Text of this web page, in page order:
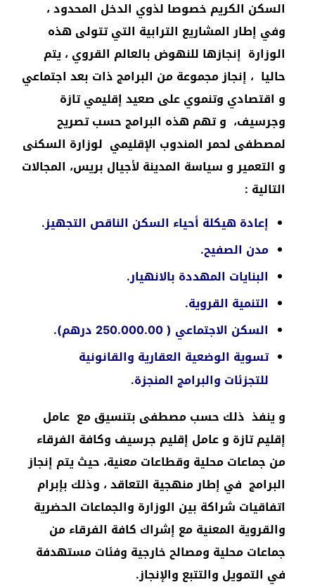
السكن الكريم خصوصا لذوي الدخل المحدود ،
وفي إطار المشاريع الترابية التي تتولى هذه
الوزارة إنجازها للنهوض بالعالم القروي ، يتم
حاليا ، إنجاز مجموعة من البرامج ذات بعد اجتماعي
و اقتصادي وتنموي على صعيد إقليمي تازة
وجرسيف، و تهم هذه البرامج حسب تصريح
لمصطفى لحمر المندوب الإقليمي لوزارة السكنى
و التعمير و سياسة المدينة لأجيال بريس، المجالات
التالية :
إعادة هيكلة أحياء السكن الناقص التجهيز.
مدن الصفيح.
البنايات المهددة بالانهيار.
التنمية القروية.
السكن الاجتماعي ( 250.000.00 درهم).
تسوية الوضعية العقارية والقانونية
للتجزئات والبرامج المنجزة.
و ينفذ ذلك حسب مصطفى بتنسيق مع عامل
إقليم تازة و عامل إقليم جرسيف وكافة الفرقاء
من جماعات محلية وقطاعات معنية، حيث يتم إنجاز
البرامج في إطار منهجية التعاقد ، وذلك بإبرام
اتفاقيات شراكة بين الوزارة والجماعات الحضرية
والقروية المعنية مع إشراك كافة الفرقاء من
جماعات محلية ومصالح خارجية وفئات مستهدفة
في التمويل والتتبع والإنجاز.